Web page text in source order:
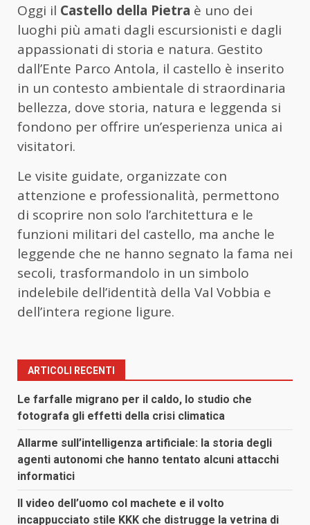
Oggi il Castello della Pietra è uno dei
luoghi più amati dagli escursionisti e dagli
appassionati di storia e natura. Gestito
dall’Ente Parco Antola, il castello è inserito
in un contesto ambientale di straordinaria
bellezza, dove storia, natura e leggenda si
fondono per offrire un’esperienza unica ai
visitatori.
Le visite guidate, organizzate con
attenzione e professionalità, permettono
di scoprire non solo l’architettura e le
funzioni militari del castello, ma anche le
leggende che ne hanno segnato la fama nei
secoli, trasformandolo in un simbolo
indelebile dell’identità della Val Vobbia e
dell’intera regione ligure.
ARTICOLI RECENTI
Le farfalle migrano per il caldo, lo studio che
fotografa gli effetti della crisi climatica
Allarme sull’intelligenza artificiale: la storia degli
agenti autonomi che hanno tentato alcuni attacchi
informatici
Il video dell’uomo col machete e il volto
incappucciato stile KKK che distrugge la vetrina di